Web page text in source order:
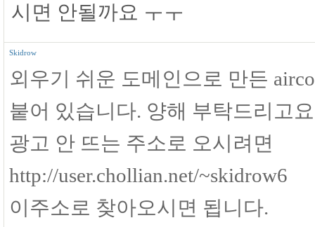
시면 안될까요 ㅜㅜ
Skidrow
외우기 쉬운 도메인으로 만든
붙어 있습니다. 양해 부탁드리고
광고 안 뜨는 주소로 오시려면
http://user.chollian.net/~skidrow6
이주소로 찾아오시면 됩니다.